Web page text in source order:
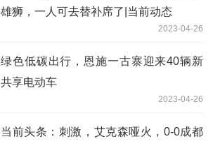
雄狮，一人可去替补席了|当前动态
2023-04-26
绿色低碳出行，恩施一古寨迎来40辆新
共享电动车
2023-04-26
当前头条：刺激，艾克森哑火，0-0成都